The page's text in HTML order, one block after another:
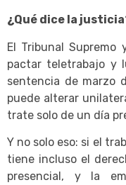
¿Qué dice la
El Tribunal
pactar teletrabajo y
sentencia de marzo
puede alterar
trate solo de un día
Y no solo eso: si el
tiene incluso el
presencial, y la